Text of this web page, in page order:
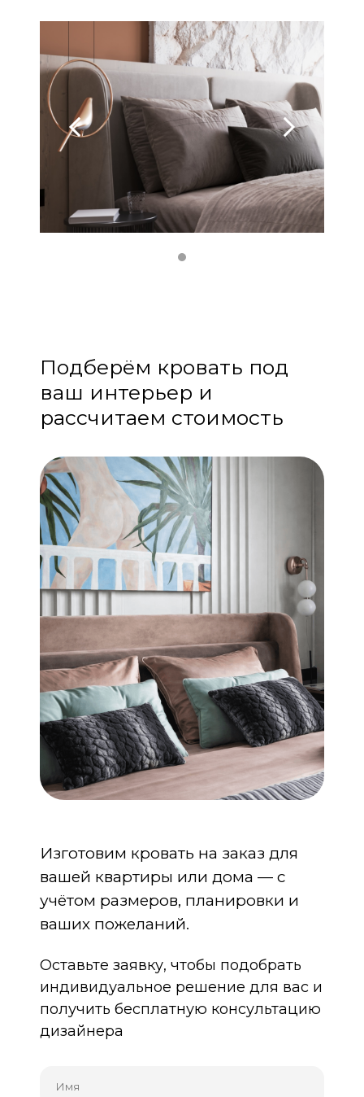
Изготовим кровать на заказ для
вашей квартиры или дома — с
учётом размеров, планировки и
ваших пожеланий.
Оставьте заявку, чтобы подобрать
индивидуальное решение для вас и
получить бесплатную консультацию
дизайнера
Имя
Подберём кровать под
ваш интерьер и
рассчитаем стоимость